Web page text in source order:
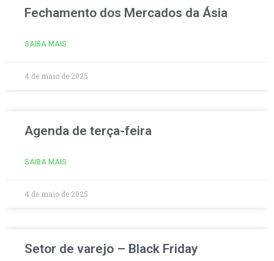
Fechamento dos Mercados da Ásia
SAIBA MAIS
4 de maio de 2025
Agenda de terça-feira
SAIBA MAIS
4 de maio de 2025
Setor de varejo – Black Friday